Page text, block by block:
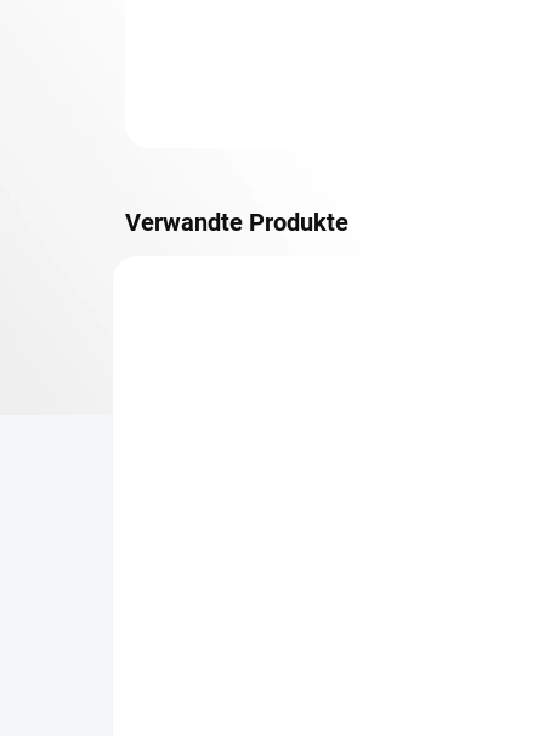
Verwandte Produkte